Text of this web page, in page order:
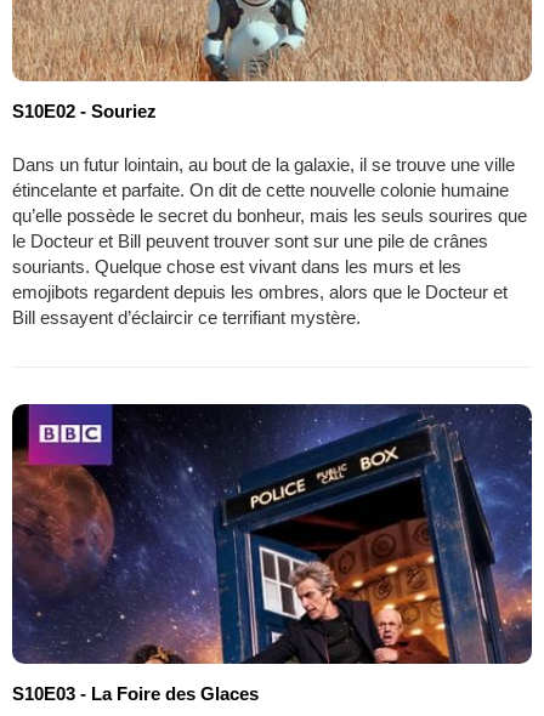
S10E02 - Souriez
Dans un futur lointain, au bout de la galaxie, il se trouve une ville
étincelante et parfaite. On dit de cette nouvelle colonie humaine
qu’elle possède le secret du bonheur, mais les seuls sourires que
le Docteur et Bill peuvent trouver sont sur une pile de crânes
souriants. Quelque chose est vivant dans les murs et les
emojibots regardent depuis les ombres, alors que le Docteur et
Bill essayent d’éclaircir ce terrifiant mystère.
S10E03 - La Foire des Glaces